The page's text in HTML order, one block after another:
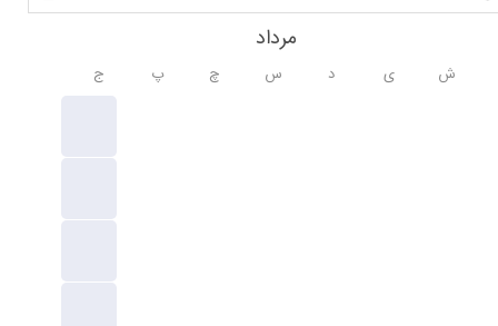
مرداد
ش ی د س چ پ ج